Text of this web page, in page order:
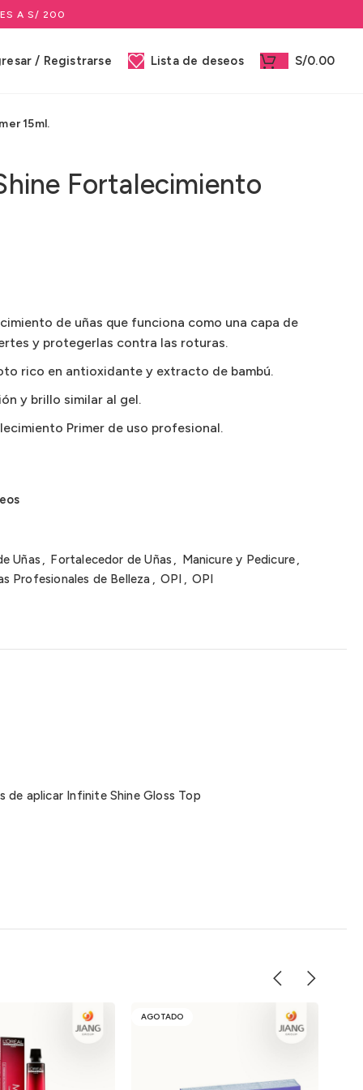
A S/ 200
/ Registrarse Lista de deseos S/0.00
15ml.
Fortalecimiento
de uñas que funciona como una capa de
y protegerlas contra las roturas.
rico en antioxidante y extracto de bambú.
y brillo similar al gel.
Primer de uso profesional.
Uñas , Fortalecedor de Uñas , Manicure y Pedicure,
Profesionales de Belleza , OPI , OPI
de aplicar Infinite Shine Gloss Top
AGOTADO